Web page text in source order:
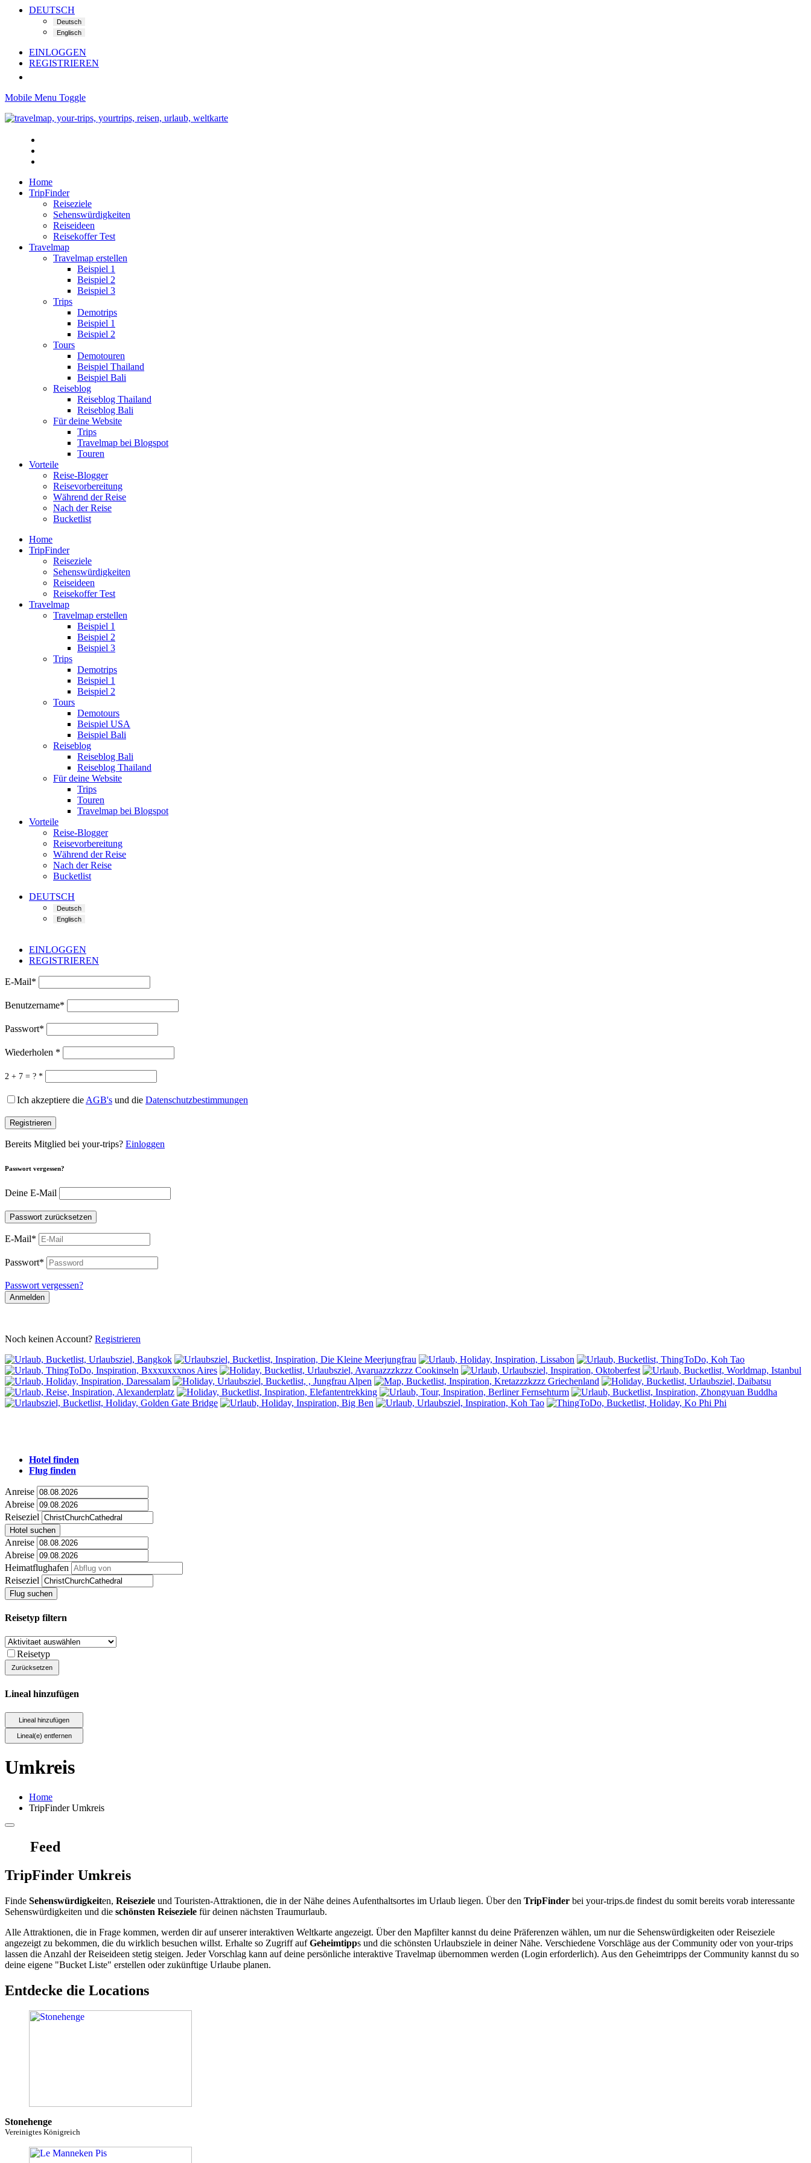
DEUTSCH
EINLOGGEN
REGISTRIEREN
Mobile Menu Toggle
Home
TripFinder
Reiseziele
Sehenswürdigkeiten
Reiseideen
Reisekoffer Test
Travelmap
Travelmap erstellen
Beispiel 1
Beispiel 2
Beispiel 3
Trips
Demotrips
Beispiel 1
Beispiel 2
Tours
Demotouren
Beispiel Thailand
Beispiel Bali
Reiseblog
Reiseblog Thailand
Reiseblog Bali
Für deine Website
Trips
Travelmap bei Blogspot
Touren
Vorteile
Reise-Blogger
Reisevorbereitung
Während der Reise
Nach der Reise
Bucketlist
Home
TripFinder
Reiseziele
Sehenswürdigkeiten
Reiseideen
Reisekoffer Test
Travelmap
Travelmap erstellen
Beispiel 1
Beispiel 2
Beispiel 3
Trips
Demotrips
Beispiel 1
Beispiel 2
Tours
Demotours
Beispiel USA
Beispiel Bali
Reiseblog
Reiseblog Bali
Reiseblog Thailand
Für deine Website
Trips
Touren
Travelmap bei Blogspot
Vorteile
Reise-Blogger
Reisevorbereitung
Während der Reise
Nach der Reise
Bucketlist
DEUTSCH
EINLOGGEN
REGISTRIEREN
E-Mail*
Benutzername*
Passwort*
Wiederholen *
2 + 7 = ? *
Ich akzeptiere die AGB's und die Datenschutzbestimmungen
Registrieren
Bereits Mitglied bei your-trips? Einloggen
Passwort vergessen?
Deine E-Mail
Passwort zurücksetzen
E-Mail*
Passwort*
Passwort vergessen?
Anmelden
Noch keinen Account? Registrieren
Hotel finden
Flug finden
Anreise
Abreise
Reiseziel
Hotel suchen
Anreise
Abreise
Heimatflughafen
Reiseziel
Flug suchen
Reisetyp filtern
Reisetyp
Lineal hinzufügen
Umkreis
Home
TripFinder Umkreis
Feed
TripFinder Umkreis
Finde Sehenswürdigkeiten, Reiseziele und Touristen-Attraktionen, die in der Nähe deines Aufenthaltsortes im Urlaub liegen. Über den TripFinder bei your-trips.de findest du somit bereits vorab interessante
Sehenswürdigkeiten und die schönsten Reiseziele für deinen nächsten Traumurlaub.
Alle Attraktionen, die in Frage kommen, werden dir auf unserer interaktiven Weltkarte angezeigt. Über den Mapfilter kannst du deine Präferenzen wählen, um nur die Sehenswürdigkeiten oder Reiseziele
angezeigt zu bekommen, die du wirklich besuchen willst. Erhalte so Zugriff aufGeheimtipps und die schönsten Urlaubsziele in deiner Nähe. Verschiedene Vorschläge aus der Community oder von your-trips
lassen die Anzahl der Reiseideen stetig steigen. Jeder Vorschlag kann auf deine persönliche interaktive Travelmap übernommen werden (Login erforderlich). Aus den Geheimtripps der Community kannst du so
deine eigene "Bucket Liste" erstellen oder zukünftige Urlaube planen.
Entdecke die Locations
Stonehenge
Vereinigtes Königreich